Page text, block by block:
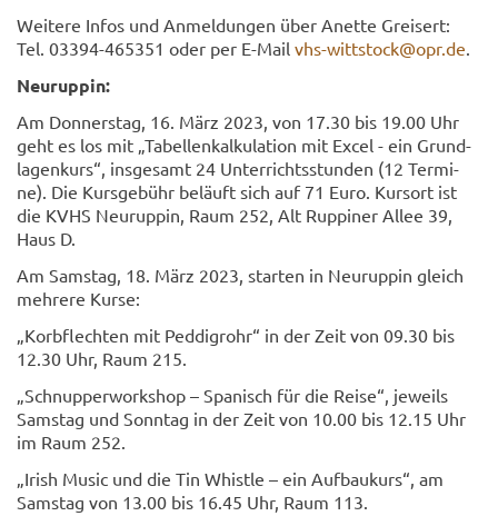
Wei­te­re Infos und An­mel­dun­gen über Anet­te Grei­sert:
Tel. 03394-​465351 oder per E-​Mail vhs-​wittstock@opr.de.
Neu­rup­pin:
Am Don­ners­tag, 16. März 2023, von 17.30 bis 19.00 Uhr
geht es los mit „Ta­bel­len­kal­ku­la­ti­on mit Excel - ein Grund­
la­gen­kurs“, ins­ge­samt 24 Un­ter­richts­stun­den (12 Ter­mi­
ne). Die Kurs­ge­bühr be­läuft sich auf 71 Euro. Kurs­ort ist
die KVHS Neu­rup­pin, Raum 252, Alt Rup­pi­ner Allee 39,
Haus D.
Am Sams­tag, 18. März 2023, star­ten in Neu­rup­pin gleich
meh­re­re Kurse:
„Korb­flech­ten mit Ped­dig­rohr“ in der Zeit von 09.30 bis
12.30 Uhr, Raum 215.
„Schnup­per­work­shop – Spa­nisch für die Reise“, je­weils
Sams­tag und Sonn­tag in der Zeit von 10.00 bis 12.15 Uhr
im Raum 252.
„Irish Music und die Tin Whist­le – ein Auf­bau­kurs“, am
Sams­tag von 13.00 bis 16.45 Uhr, Raum 113.